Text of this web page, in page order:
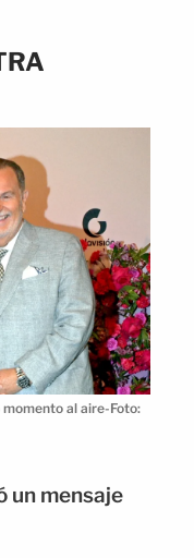
al aire-Foto:
un mensaje